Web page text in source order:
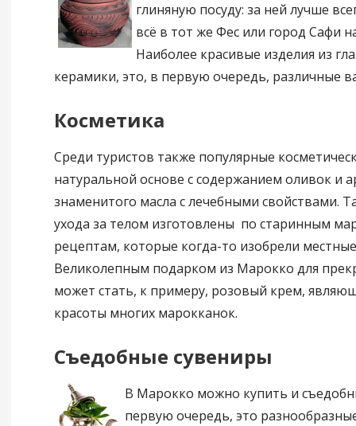
глиняную посуду: за ней лучше
всё в тот же Фес или город Сафи
Наиболее красивые изделия из
керамики, это, в первую очередь, различные
Косметика
Среди туристов также популярные
натуральной основе с содержанием оливок и
знаменитого масла с лечебными свойствами.
ухода за телом изготовлены по старинным
рецептам, которые когда-то изобрели
Великолепным подарком из Марокко для
может стать, к примеру, розовый крем,
красоты многих марокканок.
Съедобные сувениры
В Марокко можно купить и
первую очередь, это